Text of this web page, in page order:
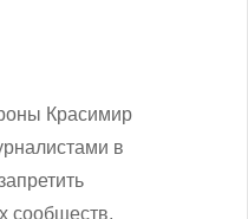
Красимир
в
сообществ,